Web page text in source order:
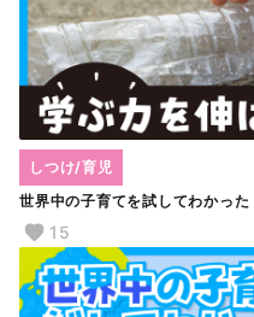
世界中の子育てを試してわかっ
しつけ/育児
15